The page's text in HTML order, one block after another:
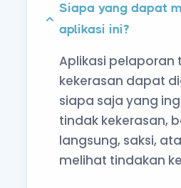
Siapa yang dapat
aplikasi ini?
Aplikasi pelaporan
kekerasan dapat
siapa saja yang
tindak kekerasan,
langsung, saksi,
melihat tindakan